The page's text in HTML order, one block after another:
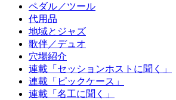
ペダル／ツール
代用品
地域とジャズ
歌伴／デュオ
穴場紹介
連載「セッションホストに聞く」
連載「ピックケース」
連載「名工に聞く」